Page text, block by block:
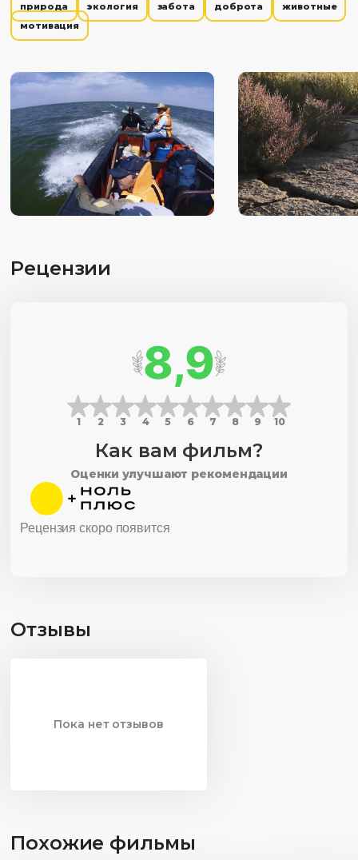
отмель, но постепенно она превратилась в песчаную
косу, а потом - небольшой островок, который продолжает
биосферного резервата, который в ближайшей
перспективе может стать биосферным полигоном для
изучения и охраны каспийского тюленя и многих видов
птиц. Интересно смотреть, потому что: 1. История о
научных исследованиях природы острова. 2. Важная
тема экологического баланса в деятельности человека и
его отношения к природе.
природа экология забота доброта
животные
мотивация
Рецензии
8,9
1 2 3 4 5 6 7 8 9 10
Как вам фильм?
Оценки улучшают рекомендации
Рецензия скоро появится
Отзывы
Пока нет отзывов
Похожие фильмы